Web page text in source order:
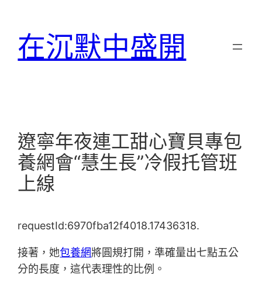
在沉默中盛開
遼寧年夜連工甜心寶貝專包
養網會“慧生長”冷假托管班
上線
requestId:6970fba12f4018.17436318.
接著，她包養網將圓規打開，準確量出七點五公
分的長度，這代表理性的比例。